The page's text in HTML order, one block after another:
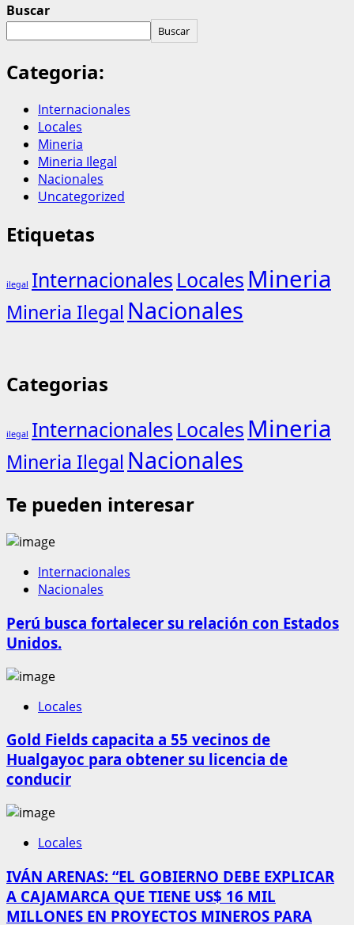
Buscar
Buscar
Categoria:
Internacionales
Locales
Mineria
Mineria Ilegal
Nacionales
Uncategorized
Etiquetas
ilegal Internacionales Locales Mineria
Mineria Ilegal Nacionales
Categorias
ilegal Internacionales Locales Mineria
Mineria Ilegal Nacionales
Te pueden interesar
Internacionales
Nacionales
Perú busca fortalecer su relación con Estados
Unidos.
Locales
Gold Fields capacita a 55 vecinos de
Hualgayoc para obtener su licencia de
conducir
Locales
IVÁN ARENAS: “EL GOBIERNO DEBE EXPLICAR
A CAJAMARCA QUE TIENE US$ 16 MIL
MILLONES EN PROYECTOS MINEROS PARA